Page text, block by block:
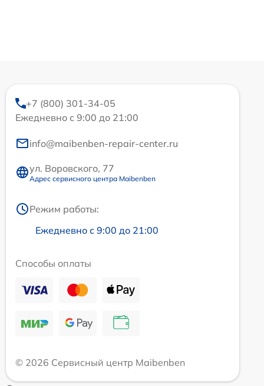
+7 (800) 301-34-05
Ежедневно с 9:00 до 21:00
info@maibenben-repair-center.ru
ул. Воровского, 77
Адрес сервисного центра Maibenben
Режим работы:
Ежедневно с 9:00 до 21:00
Способы оплаты
© 2026 Сервисный центр Maibenben